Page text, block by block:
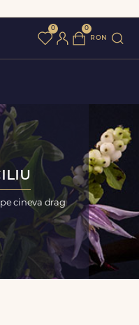
0 0
ron
cineva drag